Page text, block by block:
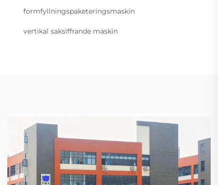
formfyllningspaketeringsmaskin
vertikal saksiffrande maskin